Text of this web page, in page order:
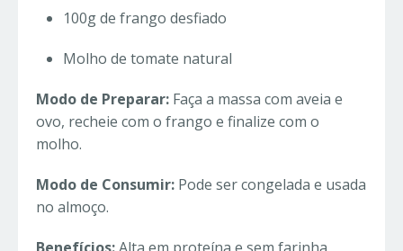
100g de frango desfiado
Molho de tomate natural
Modo de Preparar: Faça a massa com aveia e
ovo, recheie com o frango e finalize com o
molho.
Modo de Consumir: Pode ser congelada e usada
no almoço.